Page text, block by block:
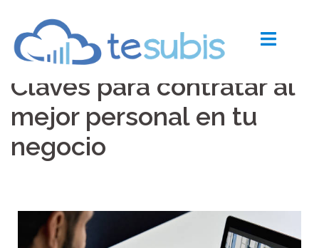
Claves para contratar al
mejor personal en tu
negocio